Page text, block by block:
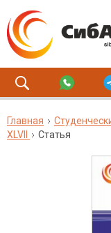
Главная
XLVII
Статья